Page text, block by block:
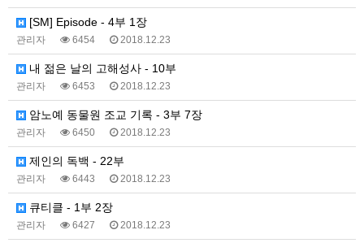
[SM] Episode - 4부 1장
관리자 6454 2018.12.23
내 젊은 날의 고해성사 - 10부
관리자 6453 2018.12.23
암노예 동물원 조교 기록 - 3부 7장
관리자 6450 2018.12.23
제인의 독백 - 22부
관리자 6443 2018.12.23
큐티클 - 1부 2장
관리자 6427 2018.12.23